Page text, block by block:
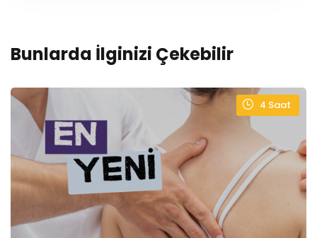
Bunlarda İlginizi Çekebilir
4 Saat